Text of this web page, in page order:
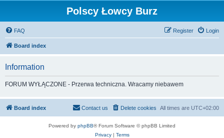
Polscy Łowcy Burz
FAQ Login
Register
Board index
Information
FORUM WYŁĄCZONE - Przerwa techniczna. Wracamy niebawem
Board index All times are UTC+02:00
Delete cookies
Contact us
Powered by phpBB® Forum Software © phpBB Limited
Privacy| Terms